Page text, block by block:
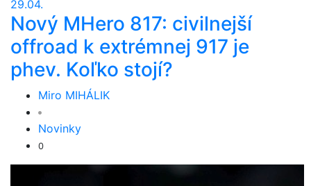
29.04.
Nový MHero 817: civilnejší
offroad k extrémnej 917 je
phev. Koľko stojí?
Miro MIHÁLIK
Novinky
0